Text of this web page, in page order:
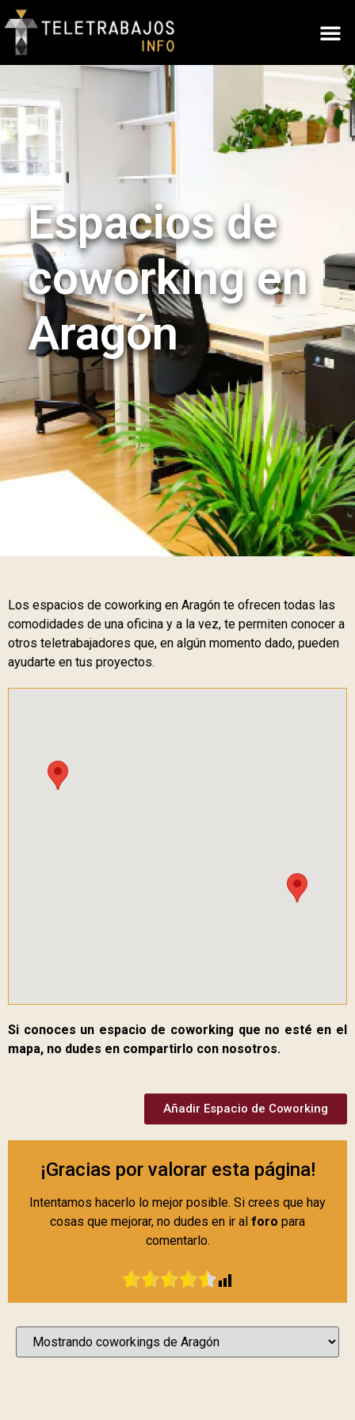
Espacios de
coworking en
Aragón
Los espacios de coworking en Aragón te ofrecen todas las
comodidades de una oficina y a la vez, te permiten conocer a
otros teletrabajadores que, en algún momento dado, pueden
ayudarte en tus proyectos.
Si conoces un espacio de coworking que no esté en el
mapa, no dudes en compartirlo con nosotros.
Añadir Espacio de Coworking
¡Gracias por valorar esta página!
Intentamos hacerlo lo mejor posible. Si crees que hay
cosas que mejorar, no dudes en ir al foro para
comentarlo.